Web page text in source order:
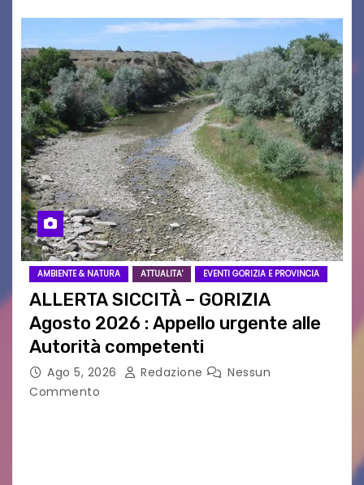
AMBIENTE & NATURA ATTUALITA' EVENTI GORIZIA E PROVINCIA
ALLERTA SICCITÀ – GORIZIA
Agosto 2026 : Appello urgente alle
Autorità competenti
Ago 5, 2026 Redazione
Nessun
Commento